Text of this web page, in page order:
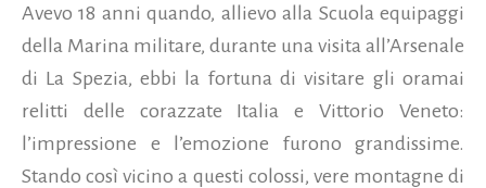
Avevo 18 anni quando, allievo alla Scuola equipaggi
della Marina militare, durante una visita all’Arsenale
di La Spezia, ebbi la fortuna di visitare gli oramai
relitti delle corazzate Italia e Vittorio Veneto:
l’impressione e l’emozione furono grandissime.
Stando così vicino a questi colossi, vere montagne di